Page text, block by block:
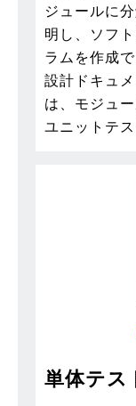
ジュールに
明し、ソフ
ラムを作成
設計ドキュ
は、モジュ
ユニットテ
単体テス